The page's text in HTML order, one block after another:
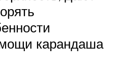
карандаша